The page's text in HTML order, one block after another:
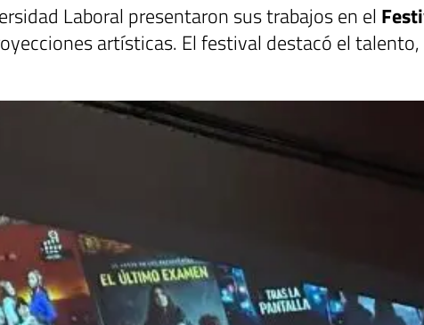
Laboral presentaron sus trabajos en el
artísticas. El festival destacó el